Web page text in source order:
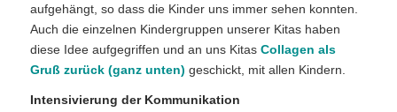
aufgehängt, so dass die Kinder uns immer sehen konnten.
Auch die einzelnen Kindergruppen unserer Kitas haben
diese Idee aufgegriffen und an uns Kitas Collagen als
Gruß zurück (ganz unten) geschickt, mit allen Kindern.
Intensivierung der Kommunikation